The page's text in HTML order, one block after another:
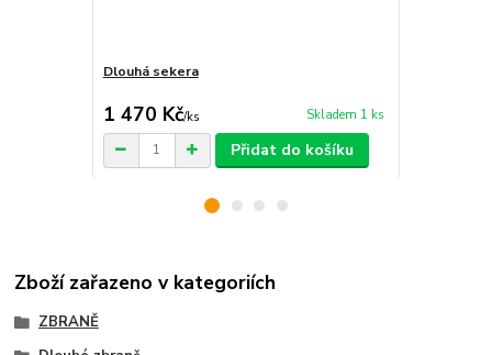
Dlouhá sekera
1 470 Kč/ks Skladem 1 ks
Přidat do košíku
Zboží zařazeno v kategoriích
ZBRANĚ